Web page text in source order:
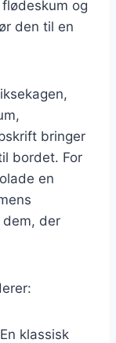
og
den til en
bringer
bordet. For
en
der
klassisk